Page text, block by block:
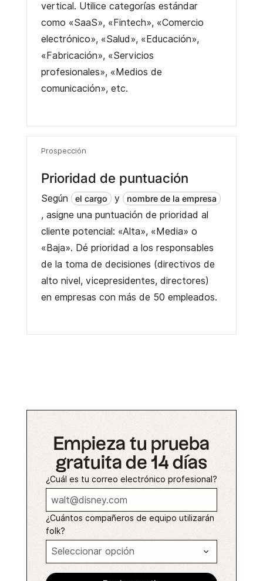
vertical. Utilice categorías estándar
como «SaaS», «Fintech», «Comercio
electrónico», «Salud», «Educación»,
«Fabricación», «Servicios
profesionales», «Medios de
comunicación», etc.
Prospección
Prioridad de puntuación
Según el cargo y nombre de la empresa
, asigne una puntuación de prioridad al
cliente potencial: «Alta», «Media» o
«Baja». Dé prioridad a los responsables
de la toma de decisiones (directivos de
alto nivel, vicepresidentes, directores)
en empresas con más de 50 empleados.
Empieza tu prueba
gratuita de 14 días
¿Cuál es tu correo electrónico profesional?
¿Cuántos compañeros de equipo utilizarán
folk?